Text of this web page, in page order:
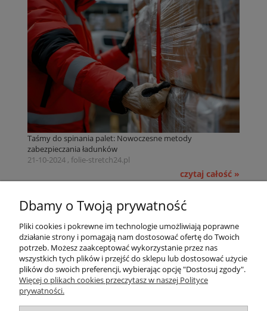
Taśmy do spinania palet: Nowoczesne metody
zabezpieczania ładunków
21-10-2024 , folie-stretch24.pl
czytaj całość »
Pomoc
Dostawa
Moje konto
Dbamy o Twoją prywatność
Pliki cookies i pokrewne im technologie umożliwiają poprawne
działanie strony i pomagają nam dostosować ofertę do Twoich
potrzeb. Możesz zaakceptować wykorzystanie przez nas
wszystkich tych plików i przejść do sklepu lub dostosować użycie
plików do swoich preferencji, wybierając opcję "Dostosuj zgody".
Więcej o plikach cookies przeczytasz w naszej Polityce
prywatności.